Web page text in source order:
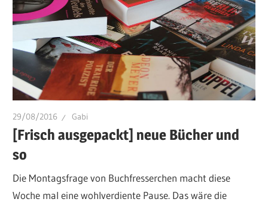
29/08/2016 Gabi
[Frisch ausgepackt] neue Bücher und
so
Die Montagsfrage von Buchfresserchen macht diese
Woche mal eine wohlverdiente Pause. Das wäre die